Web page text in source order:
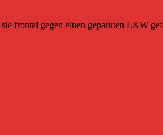
frontal gegen einen geparkten LKW